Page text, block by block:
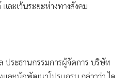
ละเว้นระยะห่างทางสังคม
ระธานกรรมการผู้จัดการ บริษัท